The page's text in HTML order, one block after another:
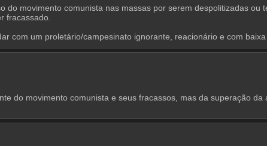
do movimento comunista nas massas por serem despolitizadas
fracassado.
com um proletário/campesinato ignorante, reacionário e com baixa
do movimento comunista e seus fracassos, mas da superação